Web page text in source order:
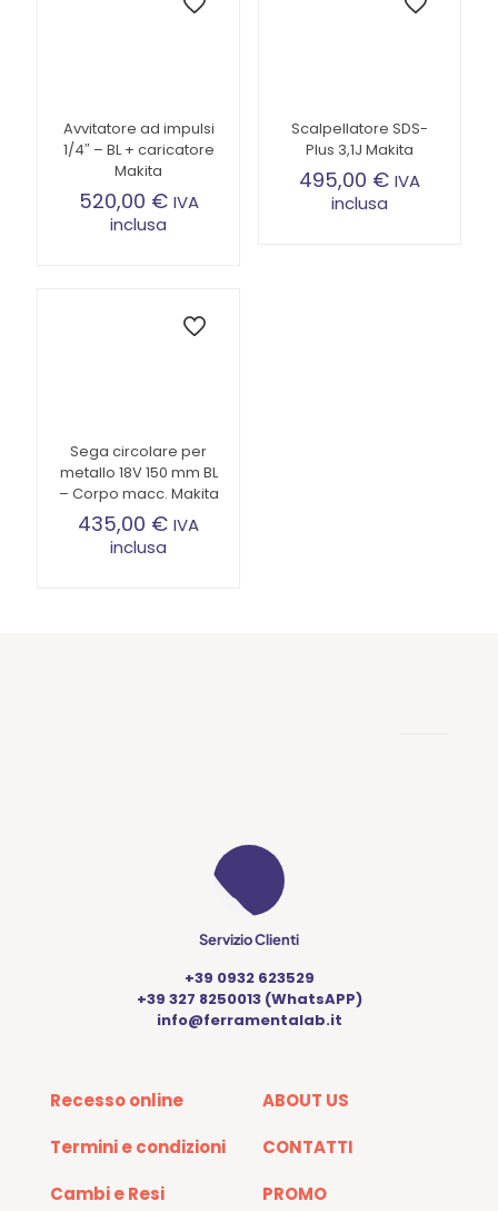
Avvitatore ad impulsi
1/4″ – BL + caricatore
Makita
520,00 € IVA
inclusa
Scalpellatore SDS-
Plus 3,1J Makita
495,00 € IVA
inclusa
Sega circolare per
metallo 18V 150 mm BL
– Corpo macc. Makita
435,00 € IVA
inclusa
Servizio Clienti
+39 0932 623529
+39 327 8250013 (WhatsAPP)
info@ferramentalab.it
Recesso online
Termini e condizioni
Cambi e Resi
ABOUT US
CONTATTI
PROMO